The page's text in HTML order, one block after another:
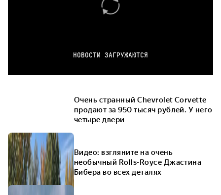
НОВОСТИ ЗАГРУЖАЮТСЯ
Очень странный Chevrolet Corvette
продают за 950 тысяч рублей. У него
четыре двери
Видео: взгляните на очень
необычный Rolls-Royce Джастина
Бибера во всех деталях